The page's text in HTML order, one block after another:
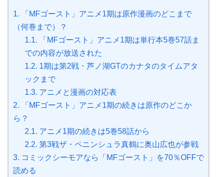
1. 「MFゴースト」アニメ1期は原作漫画のどこまで
（何巻まで）？
1.1. 「MFゴースト」アニメ1期は単行本5巻57話ま
での内容が放送された
1.2. 1期は第2戦・芦ノ湖GTのカナタのタイムアタ
ックまで
1.3. アニメと漫画の対応表
2. 「MFゴースト」アニメ1期の続きは原作のどこか
ら？
2.1. アニメ1期の続きは5巻58話から
2.2. 第3戦ザ・ペニンシュラ真鶴に奥山広也が参戦
3. コミックシーモアなら「MFゴースト」を70％OFFで
読める